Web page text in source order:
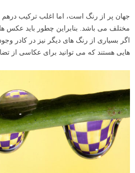
جهان پر از رنگ است، اما اغلب ترکیب
مختلف می باشد. بنابراین چطور باید عکس
اگر بسیاری از رنگ های دیگر نیز در کادر
هایی هستند که می توانید برای عکاسی از